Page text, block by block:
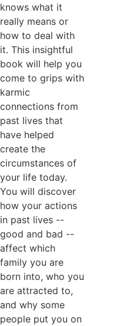
knows what it
really means or
how to deal with
it. This insightful
book will help you
come to grips with
karmic
connections from
past lives that
have helped
create the
circumstances of
your life today.
You will discover
how your actions
in past lives --
good and bad --
affect which
family you are
born into, who you
are attracted to,
and why some
people put you on